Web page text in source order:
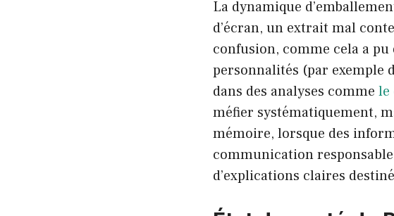
La dynamique
d’écran, un extrait mal
confusion, comme cela a pu
personnalités (par exemple
dans des analyses comme le
méfier systématiquement,
mémoire, lorsque des
communication responsable
d’explications claires